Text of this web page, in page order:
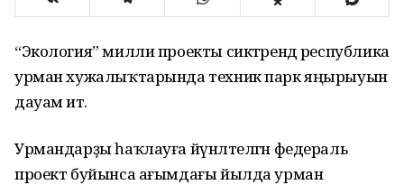
“Экология” милли проекты сиктәрендә республика
урман хужалыҡтарында техник парк яңырыуын
дауам итә.
Урмандарҙы һаҡлауға йүнәлтелгән федераль
проект буйынса ағымдағы йылда урман